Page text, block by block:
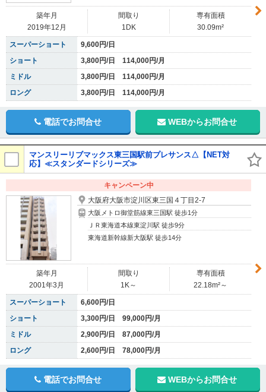
築年月
2019年12月
間取り
1DK
専有面積
30.09m²
スーパーショート
9,600円/日
ショート
3,800円/日 114,000円/月
ミドル
3,800円/日 114,000円/月
ロング
3,800円/日 114,000円/月
電話でお問合せ WEBからお問合せ
マンスリーリブマックス東三国駅前プレサンス△【NET対
応】≪スタンダードシリーズ≫
キャンペーン中
大阪府大阪市淀川区東三国４丁目2-7
大阪メトロ御堂筋線東三国駅 徒歩1分
ＪＲ東海道本線東淀川駅 徒歩9分
東海道新幹線新大阪駅 徒歩14分
築年月
2001年3月
間取り
1K～
専有面積
22.18m²～
スーパーショート
6,600円/日
ショート
3,300円/日 99,000円/月
ミドル
2,900円/日 87,000円/月
ロング
2,600円/日 78,000円/月
電話でお問合せ WEBからお問合せ